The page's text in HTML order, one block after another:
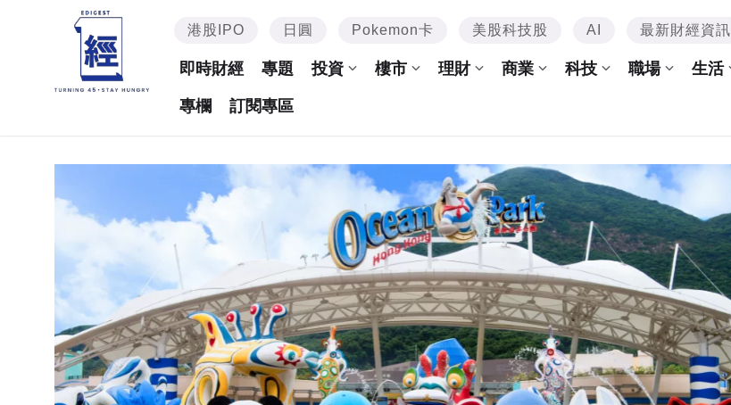
港股IPO 日圓 Pokemon卡 美股科技股 AI 最新財經資訊
即時財經 專題 投資 樓市 理財 商業 科技 職場 生活
專欄 訂閱專區